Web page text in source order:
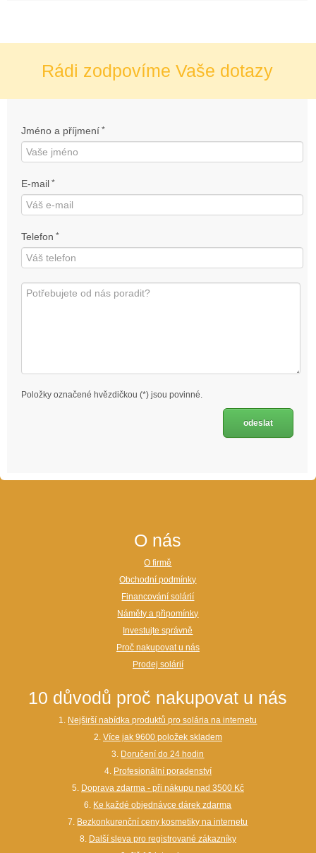
Rádi zodpovíme Vaše dotazy
Jméno a příjmení *
E-mail *
Telefon *
Položky označené hvězdičkou (*) jsou povinné.
O nás
O firmě
Obchodní podmínky
Financování solárií
Náměty a připomínky
Investujte správně
Proč nakupovat u nás
Prodej solárií
10 důvodů proč nakupovat u nás
1. Nejširší nabídka produktů pro solária na internetu
2. Více jak 9600 položek skladem
3. Doručení do 24 hodin
4. Profesionální poradenství
5. Doprava zdarma - při nákupu nad 3500 Kč
6. Ke každé objednávce dárek zdarma
7. Bezkonkurenční ceny kosmetiky na internetu
8. Další sleva pro registrované zákazníky